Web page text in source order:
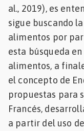
al., 2019), es
sigue buscando
alimentos por
esta búsqueda
alimentos, a
el concepto de
propuestas para
Francés,
a partir del uso